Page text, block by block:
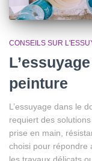
CONSEILS SUR
peinture
L’essuyage dans le
requiert des
prise en main,
choisi pour répondre